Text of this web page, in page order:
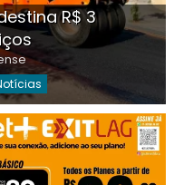
R$ 3